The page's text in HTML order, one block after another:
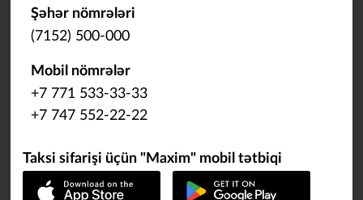
Şəhər nömrələri
(7152) 500-000
Mobil nömrələr
+7 771 533-33-33
+7 747 552-22-22
Taksi sifarişi üçün "Maxim" mobil tətbiqi